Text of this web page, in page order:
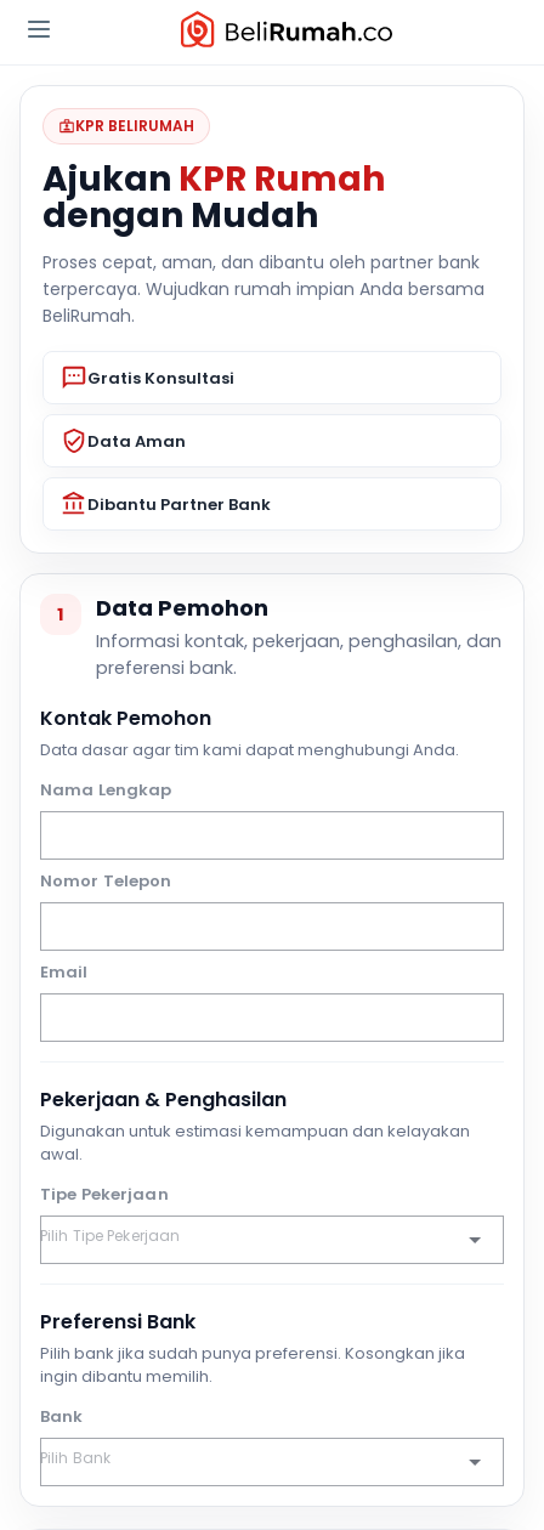
KPR BELIRUMAH
Ajukan KPR Rumah
dengan Mudah
Proses cepat, aman, dan dibantu oleh partner bank
terpercaya. Wujudkan rumah impian Anda bersama
BeliRumah.
Gratis Konsultasi
Data Aman
Dibantu Partner Bank
1 Data Pemohon
Informasi kontak, pekerjaan, penghasilan, dan
preferensi bank.
Kontak Pemohon
Data dasar agar tim kami dapat menghubungi Anda.
Nama Lengkap
Nomor Telepon
Email
Pekerjaan & Penghasilan
Digunakan untuk estimasi kemampuan dan kelayakan
awal.
Tipe Pekerjaan
Preferensi Bank
Pilih bank jika sudah punya preferensi. Kosongkan jika
ingin dibantu memilih.
Bank